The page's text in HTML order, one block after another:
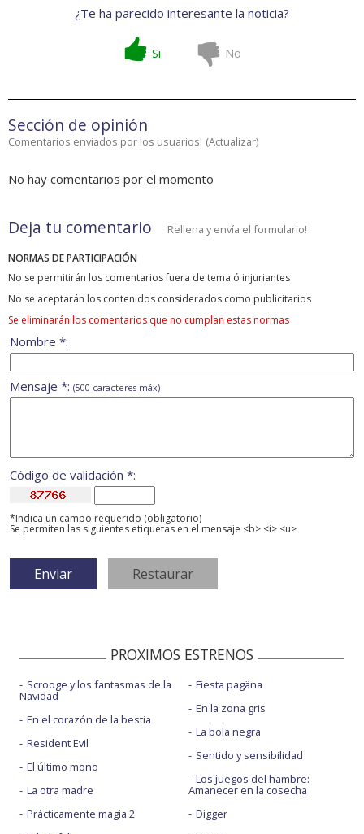
¿Te ha parecido interesante la noticia?
Si No
Sección de opinión
Comentarios enviados por los usuarios! (Actualizar)
No hay comentarios por el momento
Deja tu comentario Rellena y envía el formulario!
NORMAS DE PARTICIPACIÓN
No se permitirán los comentarios fuera de tema ó injuriantes
No se aceptarán los contenidos considerados como publicitarios
Se eliminarán los comentarios que no cumplan estas normas
Nombre *:
Mensaje *: (500 caracteres máx)
Código de validación *:
*Indica un campo requerido (obligatorio)
Se permiten las siguientes etiquetas en el mensaje <b> <i> <u>
PROXIMOS ESTRENOS
Scrooge y los fantasmas de la
Navidad
En el corazón de la bestia
Resident Evil
El último mono
La otra madre
Prácticamente magia 2
Fiesta pagäna
En la zona gris
La bola negra
Sentido y sensibilidad
Los juegos del hambre:
Amanecer en la cosecha
Digger